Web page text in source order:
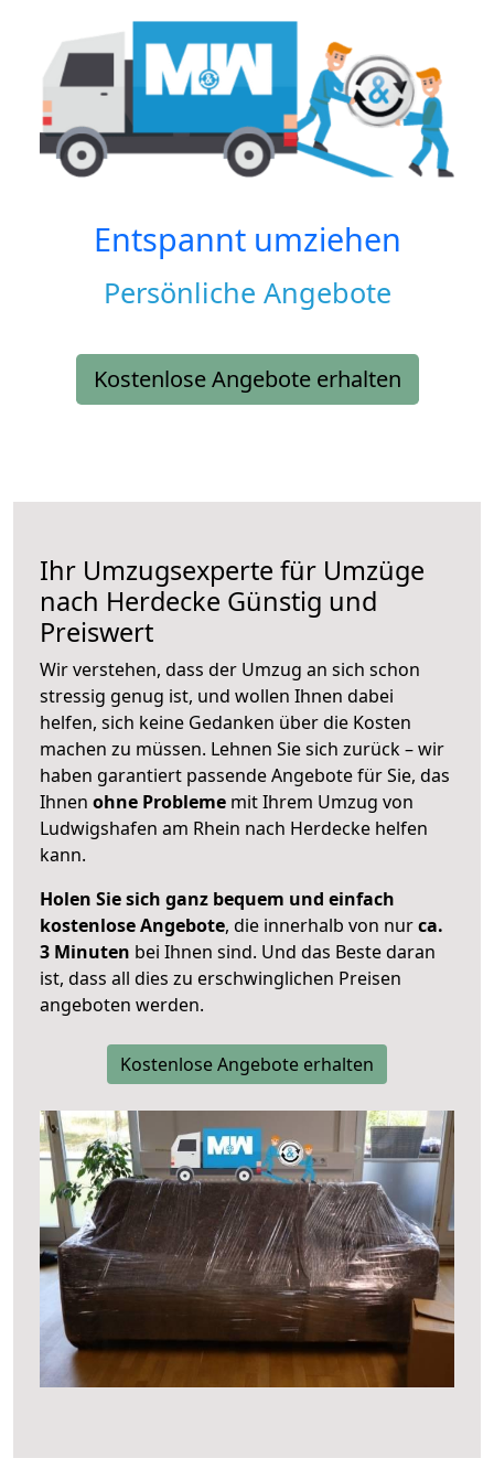
Entspannt umziehen
Persönliche Angebote
Kostenlose Angebote erhalten
Ihr Umzugsexperte für Umzüge
nach Herdecke Günstig und
Preiswert
Wir verstehen, dass der Umzug an sich schon
stressig genug ist, und wollen Ihnen dabei
helfen, sich keine Gedanken über die Kosten
machen zu müssen. Lehnen Sie sich zurück – wir
haben garantiert passende Angebote für Sie, das
Ihnen ohne Probleme mit Ihrem Umzug von
Ludwigshafen am Rhein nach Herdecke helfen
kann.
Holen Sie sich ganz bequem und einfach
kostenlose Angebote, die innerhalb von nurca.
3 Minuten bei Ihnen sind. Und das Beste daran
ist, dass all dies zu erschwinglichen Preisen
angeboten werden.
Kostenlose Angebote erhalten